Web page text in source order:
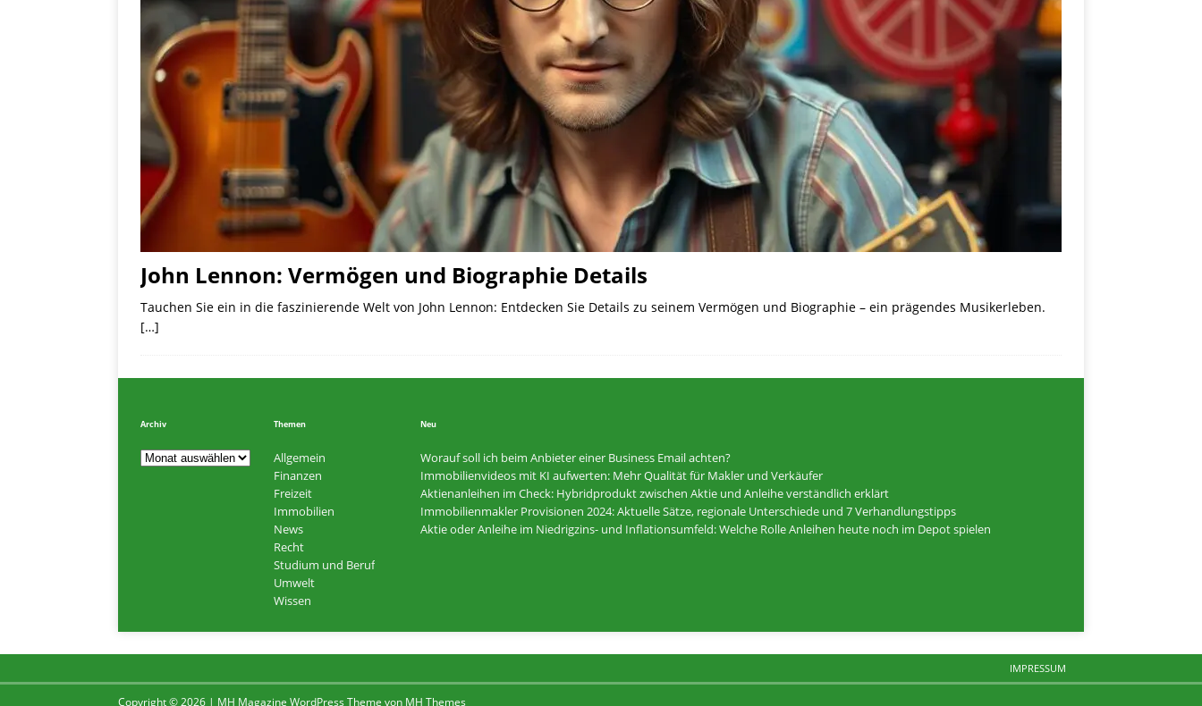
John Lennon: Vermögen und Biographie Details
Tauchen Sie ein in die faszinierende Welt von John Lennon: Entdecken Sie Details zu seinem Vermögen und Biographie – ein prägendes Musikerleben.
[…]
Archiv Themen
Allgemein
Finanzen
Freizeit
Immobilien
News
Recht
Studium und Beruf
Umwelt
Wissen
Neu
Worauf soll ich beim Anbieter einer Business Email achten?
Immobilienvideos mit KI aufwerten: Mehr Qualität für Makler und Verkäufer
Aktienanleihen im Check: Hybridprodukt zwischen Aktie und Anleihe verständlich erklärt
Immobilienmakler Provisionen 2024: Aktuelle Sätze, regionale Unterschiede und 7 Verhandlungstipps
Aktie oder Anleihe im Niedrigzins- und Inflationsumfeld: Welche Rolle Anleihen heute noch im Depot spielen
IMPRESSUM
Copyright © 2026 | MH Magazine WordPress Theme von MH Themes